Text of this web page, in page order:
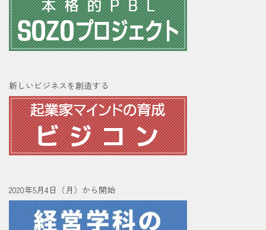
新しいビジネスを創造する
2020年5月4日（月）から開始